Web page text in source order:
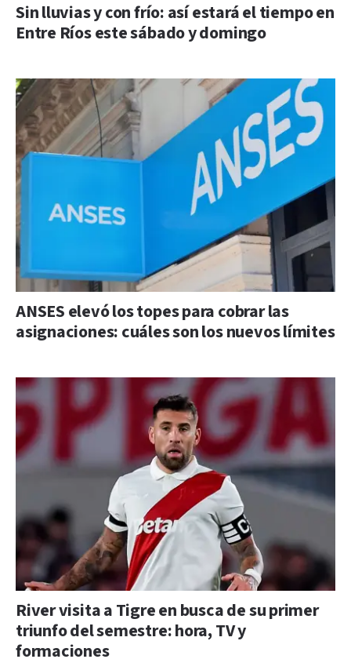
Sin lluvias y con frío: así estará el tiempo en
Entre Ríos este sábado y domingo
ANSES elevó los topes para cobrar las
asignaciones: cuáles son los nuevos límites
River visita a Tigre en busca de su primer
triunfo del semestre: hora, TV y
formaciones